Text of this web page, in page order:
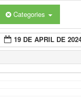
Categories
19 DE APRIL DE